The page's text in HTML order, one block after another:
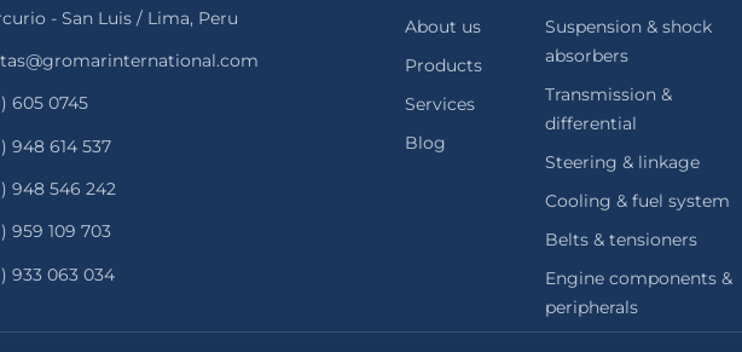
- San Luis / Lima, Peru
605 0745
948 614 537
948 546 242
959 109 703
933 063 034
About us
Products
Services
Blog
Suspension & shock
absorbers
Transmission &
differential
Steering & linkage
Cooling & fuel system
Belts & tensioners
Engine components &
peripherals